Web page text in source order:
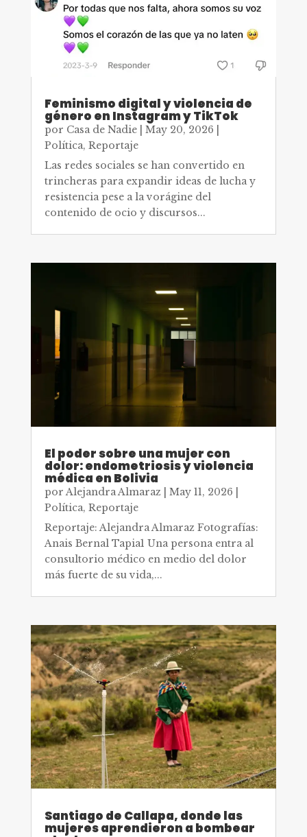
Feminismo digital y violencia de
género en Instagram y TikTok
por Casa de Nadie| May 20, 2026
Política, Reportaje
Las redes sociales se han convertido en
trincheras para expandir ideas de lucha y
resistencia pese a la vorágine del
contenido de ocio y discursos...
El poder sobre una mujer con
dolor: endometriosis y violencia
médica en Bolivia
porAlejandra Almaraz May 11, 2026
Política, Reportaje
Reportaje: Alejandra Almaraz Fotografías:
Anais Bernal Tapia1 Una persona entra al
consultorio médico en medio del dolor
más fuerte de su vida,...
Santiago de Callapa, donde las
mujeres aprendieron a bombear